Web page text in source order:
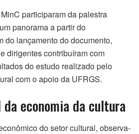
participaram da palestra
panorama a partir do
do lançamento do documento,
dirigentes contribuíram com
do estudo realizado pelo
com o apoio da UFRGS.
economia da cultura
do setor cultural, observa-